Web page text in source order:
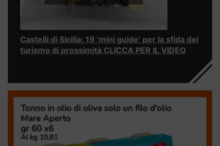
Castelli di Sicilia: 19 ‘mini guide’ per la sfida del
turismo di prossimità CLICCA PER IL VIDEO